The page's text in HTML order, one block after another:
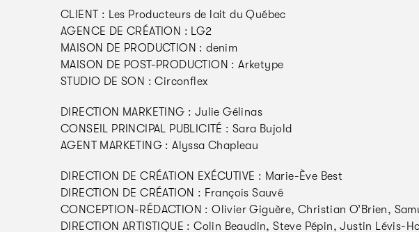
CLIENT : Les Producteurs de lait du Québec
AGENCE DE CRÉATION : LG2
MAISON DE PRODUCTION : denim
MAISON DE POST-PRODUCTION : Arketype
STUDIO DE SON : Circonflex
DIRECTION MARKETING : Julie Gélinas
CONSEIL PRINCIPAL PUBLICITÉ : Sara Bujold
AGENT MARKETING : Alyssa Chapleau
DIRECTION DE CRÉATION EXÉCUTIVE : Marie-Ève Best
DIRECTION DE CRÉATION : François Sauvé
CONCEPTION-RÉDACTION : Olivier Giguère, Christian O’Brien,
DIRECTION ARTISTIQUE : Colin Beaudin, Steve Pépin, Justin Lévis-